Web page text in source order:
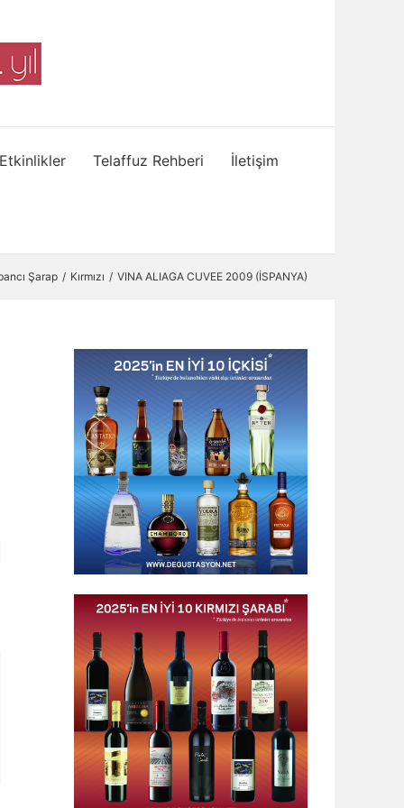
Telaffuz Rehberi İletişim
Şarap Kırmızı VINA ALIAGA CUVEE 2009 (İSPANYA)